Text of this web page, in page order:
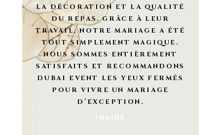
LA DÉCORATION ET LA QUALITÉ
DU REPAS. GRÂCE À LEUR
TRAVAIL, NOTRE MARIAGE A ÉTÉ
TOUT SIMPLEMENT MAGIQUE.
NOUS SOMMES ENTIÈREMENT
SATISFAITS ET RECOMMANDONS
DUBAI EVENT LES YEUX FERMÉS
POUR VIVRE UN MARIAGE
D’EXCEPTION.
IMAINE